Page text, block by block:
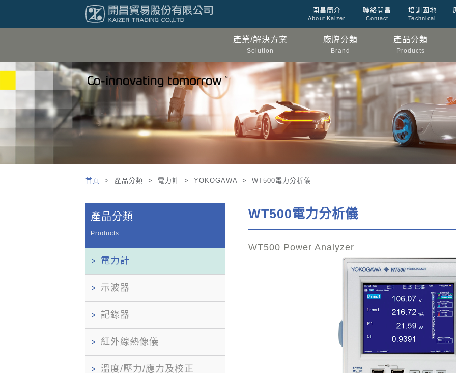
開昌簡介
About Kaizer
聯絡開昌
Contact
培訓園地
Technical
產業/解決方案
Solution
廠牌分類
Brand
產品分類
Products
首頁 > 產品分類 > 電力計 > YOKOGAWA > WT500電力分析儀
產品分類
Products
電力計
示波器
記錄器
紅外線熱像儀
溫度/壓力/應力及校正
WT500電力分析儀
WT500 Power Analyzer